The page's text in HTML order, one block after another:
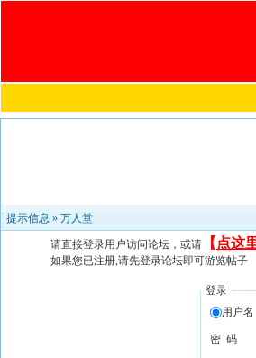
提示信息 » 万人堂
请直接登录用户访问论坛，或请 【 点这
如果您已注册,请先登录论坛即可游览帖子
登录
用户名
密 码